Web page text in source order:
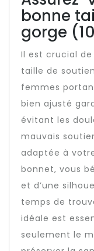
bonne
gorge
Il est crucial de
taille de
femmes
bien ajusté
évitant les
mauvais
adaptée à
bonnet, vous
et d’une
temps de
idéale est
seulement le